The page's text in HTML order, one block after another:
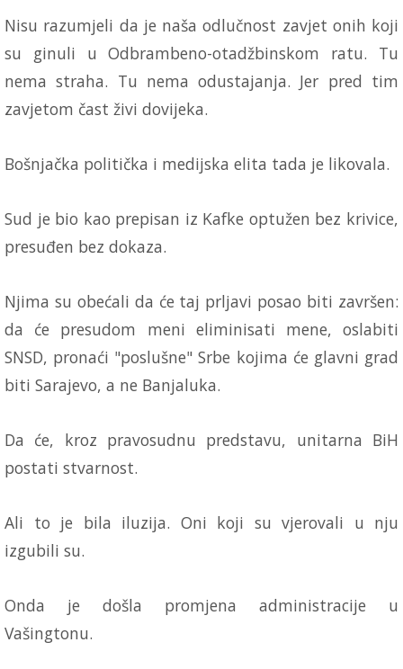
Nisu razumjeli da je naša odlučnost zavjet onih koji
su ginuli u Odbrambeno-otadžbinskom ratu. Tu
nema straha. Tu nema odustajanja. Jer pred tim
zavjetom čast živi dovijeka.
Bošnjačka politička i medijska elita tada je likovala.
Sud je bio kao prepisan iz Kafke optužen bez krivice,
presuđen bez dokaza.
Njima su obećali da će taj prljavi posao biti završen:
da će presudom meni eliminisati mene, oslabiti
SNSD, pronaći "poslušne" Srbe kojima će glavni grad
biti Sarajevo, a ne Banjaluka.
Da će, kroz pravosudnu predstavu, unitarna BiH
postati stvarnost.
Ali to je bila iluzija. Oni koji su vjerovali u nju
izgubili su.
Onda je došla promjena administracije u
Vašingtonu.